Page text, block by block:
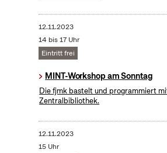
12.11.2023
14 bis 17 Uhr
Eintritt frei
MINT-Workshop am Sonntag
Die fjmk bastelt und programmiert
Zentralbibliothek.
12.11.2023
15 Uhr